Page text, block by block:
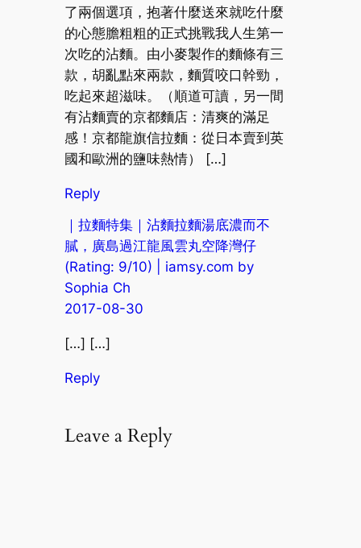
了兩個選項，抱著什麼送來就吃什麼
的心態膽粗粗的正式挑戰我人生第一
次吃的沾麵。由小麥製作的麵條有三
款，胡亂點來兩款，麵質咬口幹勁，
吃起來超滋味。（順道可讀，另一間
有沾麵賣的京都麵店：清爽的滿足
感！京都龍旗信拉麵：從日本賣到英
國和歐洲的鹽味熱情） […]
Reply
｜拉麵特集｜沾麵拉麵湯底濃而不
膩，廣島過江龍風雲丸空降灣仔
(Rating: 9/10) | iamsy.com by
Sophia Ch
2017-08-30
[…] […]
Reply
Leave a Reply